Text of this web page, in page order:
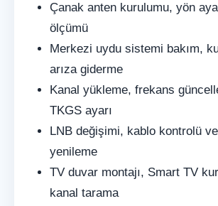
Çanak anten kurulumu, yön
ölçümü
Merkezi uydu sistemi bakım,
arıza giderme
Kanal yükleme, frekans
TKGS ayarı
LNB değişimi, kablo kontrolü ve
yenileme
TV duvar montajı, Smart TV
kanal tarama